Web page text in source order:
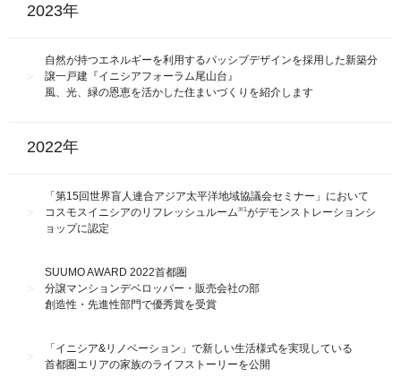
2023年
自然が持つエネルギーを利用するパッシブデザインを採用した新築分
譲一戸建『イニシアフォーラム尾山台』
風、光、緑の恩恵を活かした住まいづくりを紹介します
2022年
「第15回世界盲人連合アジア太平洋地域協議会セミナー」において
コスモスイニシアのリフレッシュルーム※1がデモンストレーションシ
ョップに認定
SUUMO AWARD 2022首都圏
分譲マンションデベロッパー・販売会社の部
創造性・先進性部門で優秀賞を受賞
「イニシア&リノベーション」で新しい⽣活様式を実現している
⾸都圏エリアの家族のライフストーリーを公開